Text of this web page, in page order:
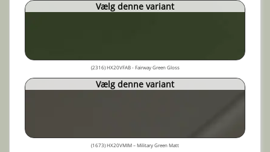
Vælg denne variant
(2316) HX20VFAB - Fairway Green Gloss
Vælg denne variant
(1673) HX20VMIM – Military Green Matt